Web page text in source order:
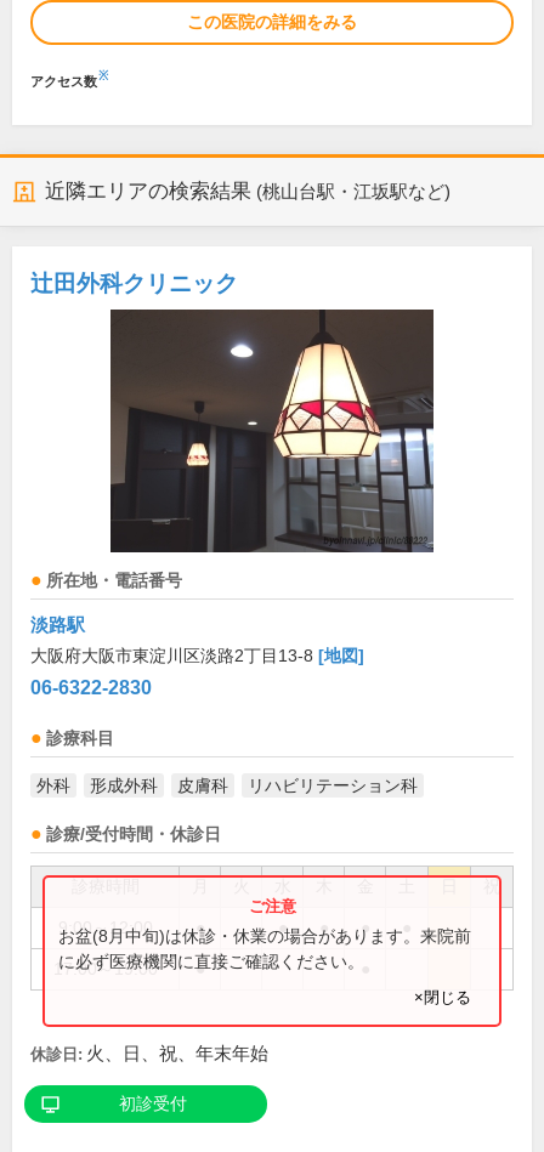
この医院の詳細をみる
アクセス数※
近隣エリアの検索結果 (桃山台駅・江坂駅など)
辻田外科クリニック
所在地・電話番号
淡路駅
大阪府大阪市東淀川区淡路2丁目13-8 [地図]
06-6322-2830
診療科目
外科 形成外科 皮膚科 リハビリテーション科
診療/受付時間・休診日
祝
9:00～12:00 ● ● ● ●
17:00～19:00 ●
お盆(8月中旬)は休診・休業の場合があります。来院前
に必ず医療機関に直接ご確認ください。
×閉じる
休診日: 火、日、祝、年末年始
初診受付